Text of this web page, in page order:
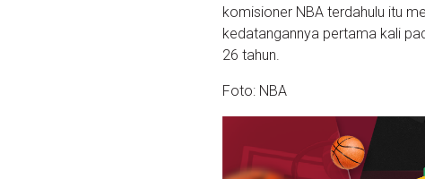
komisioner NBA terdahulu itu
kedatangannya pertama kali
26 tahun.
Foto: NBA